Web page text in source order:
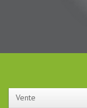
Vente